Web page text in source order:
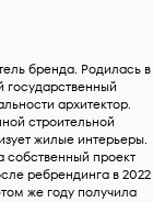
бренда. Родилась в
государственный
архитектор.
строительной
жилые интерьеры.
собственный проект
ребрендинга в 2022
же году получила